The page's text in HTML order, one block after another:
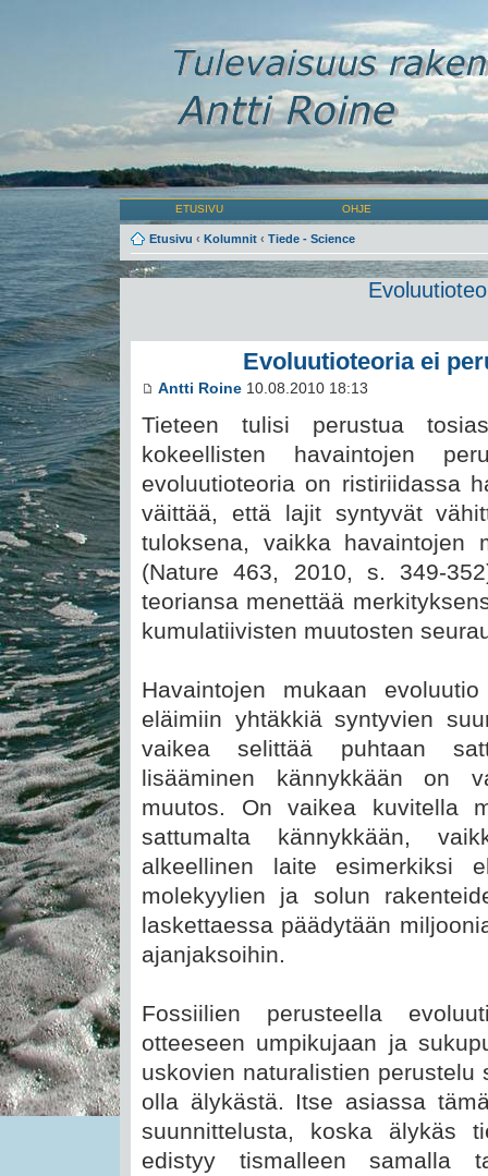
ETUSIVU OHJE
Etusivu ‹ Kolumnit ‹ Tiede - Science
Evoluutioteoria ei
Antti Roine 10.08.2010 18:13
Tieteen tulisi perustua
kokeellisten havaintojen
evoluutioteoria on ristiriidassa
väittää, että lajit syntyvät
tuloksena, vaikka havaintojen
(Nature 463, 2010, s. 349-
teoriansa menettää
kumulatiivisten muutosten
Havaintojen mukaan
eläimiin yhtäkkiä syntyvien
vaikea selittää puhtaan
lisääminen kännykkään on
muutos. On vaikea kuvitella
sattumalta kännykkään,
alkeellinen laite esimerkiksi
molekyylien ja solun
laskettaessa päädytään
ajanjaksoihin.
Fossiilien perusteella
otteeseen umpikujaan ja
uskovien naturalistien
olla älykästä. Itse asiassa
suunnittelusta, koska älykäs
edistyy tismalleen samalla